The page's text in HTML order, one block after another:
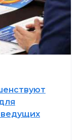
ведущих